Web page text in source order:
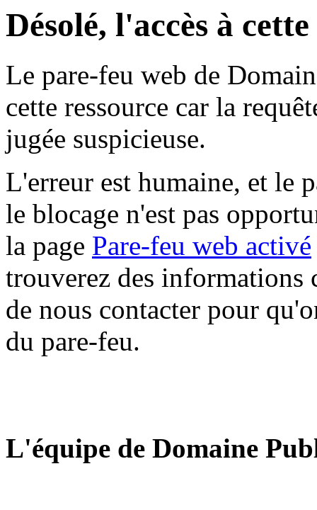
Désolé, l'accès à
Le pare-feu web de
cette ressource car la
jugée suspicieuse.
L'erreur est humaine, et le
le blocage n'est pas
la page Pare-feu web activé
trouverez des informations
de nous contacter pour
du pare-feu.
L'équipe de Domaine